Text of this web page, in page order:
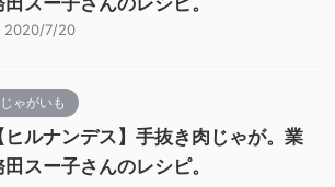
2020/7/20
じゃがいも
ヒルナンデス】手抜き肉じゃが。業
田スー子さんのレシピ。